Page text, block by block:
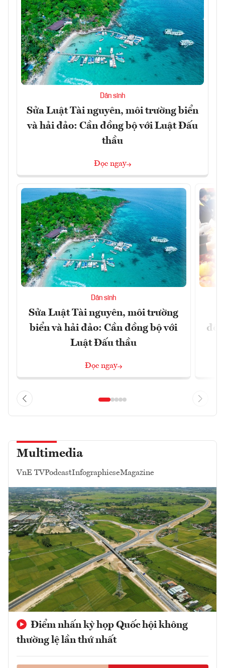
Dân sinh
Sửa Luật Tài nguyên, môi trường biển
và hải đảo: Cần đồng bộ với Luật Đấu
thầu
Đọc ngay
Dân sinh
Sửa Luật Tài nguyên, môi trường
biển và hải đảo: Cần đồng bộ với
Luật Đấu thầu
Đọc ngay
Multimedia
VnE TVPodcastInfographicseMagazine
Điểm nhấn kỳ họp Quốc hội không
thường lệ lần thứ nhất